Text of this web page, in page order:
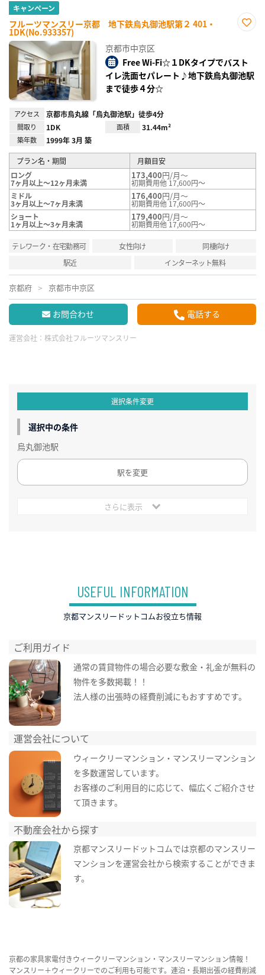
キャンペーン
フルーツマンスリー京都 地下鉄烏丸御池駅第２ 401・
1DK(No.933357)
録
京都市中京区
Free Wi-Fi☆１DKタイプでバスト
イレ洗面セパレート♪地下鉄烏丸御池駅
まで徒歩４分☆
アクセス 京都市烏丸線「烏丸御池駅」徒歩4分
間取り 1DK 面積 31.44m²
築年数 1999年 3月 築
プラン名・期間
月額目安
ロング
7ヶ月以上～12ヶ月未満
173,400円/月～
初期費用他 17,600円～
ミドル
3ヶ月以上～7ヶ月未満
176,400円/月～
初期費用他 17,600円～
ショート
1ヶ月以上～3ヶ月未満
179,400円/月～
初期費用他 17,600円～
テレワーク・在宅勤務可 女性向け
同棲向け
駅近
インターネット無料
京都府 京都市中京区
お問合わせ 電話する
運営会社： 株式会社フルーツマンスリー
選択条件変更
選択中の条件
烏丸御池駅
駅を変更
さらに表示
USEFUL INFORMATION
京都マンスリードットコムお役立ち情報
ご利用ガイド
通常の賃貸物件の場合必要な敷金・礼金が無料の
物件を多数掲載！！
法人様の出張時の経費削減にもおすすめです。
運営会社について
ウィークリーマンション・マンスリーマンション
を多数運営しています。
お客様のご利用目的に応じて、幅広くご紹介させ
て頂きます。
不動産会社から探す
京都マンスリードットコムでは京都のマンスリー
マンションを運営会社から検索することができま
す。
京都の家具家電付きウィークリーマンション・マンスリーマンション情報！
マンスリー＋ウィークリーでのご利用も可能です。連泊・長期出張の経費削減